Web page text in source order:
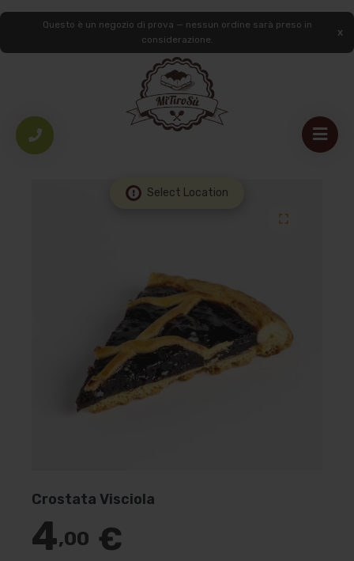
Questo è un negozio di prova — nessun ordine sarà preso in
considerazione.
Select Location
HOME
TRANCIO
Crostata Visciola
4,00 €